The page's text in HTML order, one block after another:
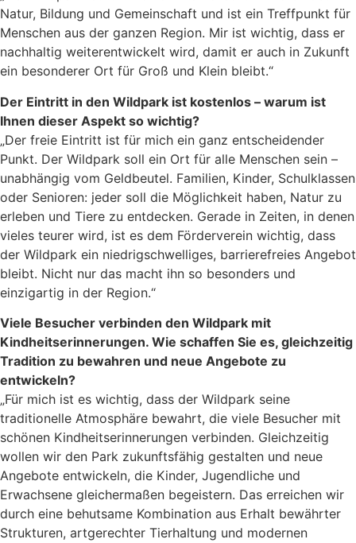
Natur, Bildung und Gemeinschaft und ist ein Treffpunkt für
Menschen aus der ganzen Region. Mir ist wichtig, dass er
nachhaltig weiterentwickelt wird, damit er auch in Zukunft
ein besonderer Ort für Groß und Klein bleibt.“
Der Eintritt in den Wildpark ist kostenlos – warum ist
Ihnen dieser Aspekt so wichtig?
„Der freie Eintritt ist für mich ein ganz entscheidender
Punkt. Der Wildpark soll ein Ort für alle Menschen sein –
unabhängig vom Geldbeutel. Familien, Kinder, Schulklassen
oder Senioren: jeder soll die Möglichkeit haben, Natur zu
erleben und Tiere zu entdecken. Gerade in Zeiten, in denen
vieles teurer wird, ist es dem Förderverein wichtig, dass
der Wildpark ein niedrigschwelliges, barrierefreies Angebot
bleibt. Nicht nur das macht ihn so besonders und
einzigartig in der Region.“
Viele Besucher verbinden den Wildpark mit
Kindheitserinnerungen. Wie schaffen Sie es, gleichzeitig
Tradition zu bewahren und neue Angebote zu
entwickeln?
„Für mich ist es wichtig, dass der Wildpark seine
traditionelle Atmosphäre bewahrt, die viele Besucher mit
schönen Kindheitserinnerungen verbinden. Gleichzeitig
wollen wir den Park zukunftsfähig gestalten und neue
Angebote entwickeln, die Kinder, Jugendliche und
Erwachsene gleichermaßen begeistern. Das erreichen wir
durch eine behutsame Kombination aus Erhalt bewährter
Strukturen, artgerechter Tierhaltung und modernen